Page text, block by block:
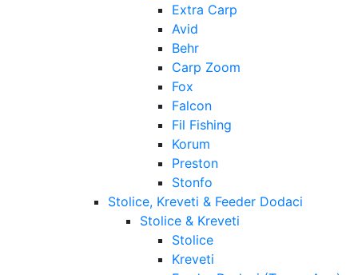
Extra Carp
Avid
Behr
Carp Zoom
Fox
Falcon
Fil Fishing
Korum
Preston
Stonfo
Stolice, Kreveti & Feeder Dodaci
Stolice & Kreveti
Stolice
Kreveti